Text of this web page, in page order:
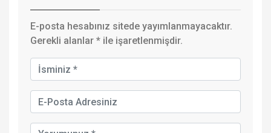
E-posta hesabınız sitede yayımlanmayacaktır.
Gerekli alanlar * ile işaretlenmişdir.